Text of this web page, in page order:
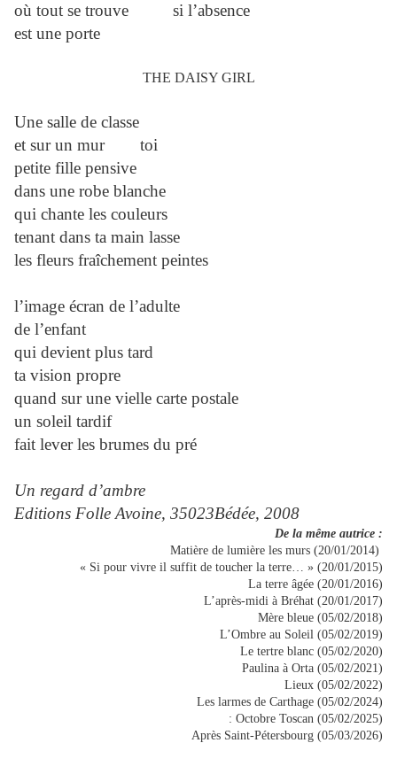
où tout se trouve si l’absence
est une porte
THE DAISY GIRL
Une salle de classe
et sur un mur toi
petite fille pensive
dans une robe blanche
qui chante les couleurs
tenant dans ta main lasse
les fleurs fraîchement peintes
l’image écran de l’adulte
de l’enfant
qui devient plus tard
ta vision propre
quand sur une vielle carte postale
un soleil tardif
fait lever les brumes du pré
Un regard d’ambre
Editions Folle Avoine, 35023Bédée, 2008
De la même autrice :
Matière de lumière les murs (20/01/2014)
« Si pour vivre il suffit de toucher la terre… » (20/01/2015)
La terre âgée (20/01/2016)
L’après-midi à Bréhat (20/01/2017)
Mère bleue (05/02/2018)
L’Ombre au Soleil (05/02/2019)
Le tertre blanc (05/02/2020)
Paulina à Orta (05/02/2021)
Lieux (05/02/2022)
Les larmes de Carthage (05/02/2024)
: Octobre Toscan (05/02/2025)
Après Saint-Pétersbourg (05/03/2026)